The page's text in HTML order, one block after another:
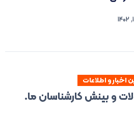
اخبار و اطلاعات
و بینش کارشناسان ما.